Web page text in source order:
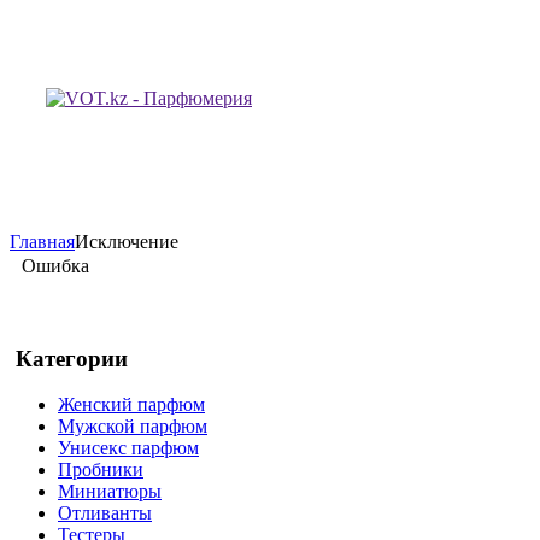
ГлавнаяИсключение
Ошибка
Категории
Женский парфюм
Мужской парфюм
Унисекс парфюм
Пробники
Миниатюры
Отливанты
Тестеры